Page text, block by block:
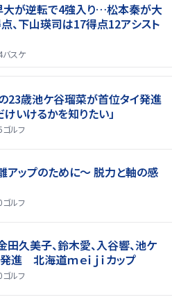
大が逆転で4強入り…松本秦が大
、下山瑛司は17得点12アシスト
バスケ
23歳池ケ谷瑠菜が首位タイ発進
いけるかを知りたい」
ゴルフ
離アップのために～ 脱力と軸の感
ゴルフ
田久美子、鈴木愛、入谷響、池ケ
進 北海道ｍｅｉｊｉカップ
ゴルフ